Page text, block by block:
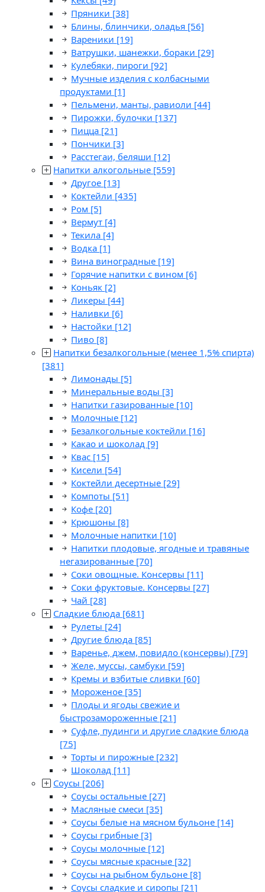
Пряники [38]
Блины, блинчики, оладья [56]
Вареники [19]
Ватрушки, шанежки, бораки [29]
Кулебяки, пироги [92]
Мучные изделия с колбасными
продуктами [1]
Пельмени, манты, равиоли [44]
Пирожки, булочки [137]
Пицца [21]
Пончики [3]
Расстегаи, беляши [12]
Напитки алкогольные [559]
Другое [13]
Коктейли [435]
Ром [5]
Вермут [4]
Текила [4]
Водка [1]
Вина виноградные [19]
Горячие напитки с вином [6]
Коньяк [2]
Ликеры [44]
Наливки [6]
Настойки [12]
Пиво [8]
Напитки безалкогольные (менее 1,5% спирта)
[381]
Лимонады [5]
Минеральные воды [3]
Напитки газированные [10]
Молочные [12]
Безалкогольные коктейли [16]
Какао и шоколад [9]
Квас [15]
Кисели [54]
Коктейли десертные [29]
Компоты [51]
Кофе [20]
Крюшоны [8]
Молочные напитки [10]
Напитки плодовые, ягодные и травяные
негазированные [70]
Соки овощные. Консервы [11]
Соки фруктовые. Консервы [27]
Чай [28]
Сладкие блюда [681]
Рулеты [24]
Другие блюда [85]
Варенье, джем, повидло (консервы) [79]
Желе, муссы, самбуки [59]
Кремы и взбитые сливки [60]
Мороженое [35]
Плоды и ягоды свежие и
быстрозамороженные [21]
Суфле, пудинги и другие сладкие блюда
[75]
Торты и пирожные [232]
Шоколад [11]
Соусы [206]
Соусы остальные [27]
Масляные смеси [35]
Соусы белые на мясном бульоне [14]
Соусы грибные [3]
Соусы молочные [12]
Соусы мясные красные [32]
Соусы на рыбном бульоне [8]
Соусы сладкие и сиропы [21]